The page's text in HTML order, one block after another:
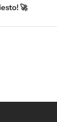
🚀